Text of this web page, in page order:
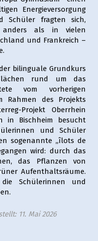
Energieversorgung
Schüler fragten sich,
anders als in vielen
und Frankreich –
bilinguale Grundkurs
rund um das
vom vorherigen
Rahmen des Projekts
Projekt Oberrhein
in Bischheim besucht
und Schüler
sogenannte „îlots de
wird: durch das
das Pflanzen von
Aufenthaltsräume.
Schülerinnen und
11. Mai 2026